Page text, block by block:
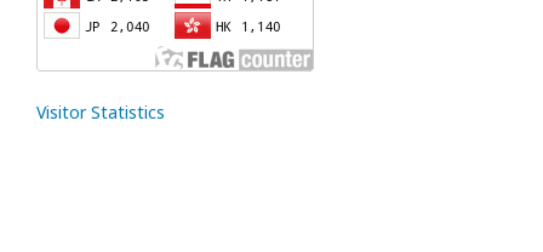
Visitor Statistics